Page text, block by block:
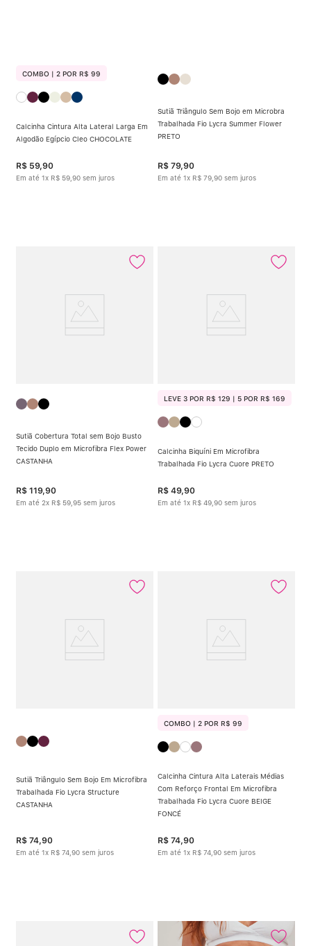
COMBO | 2 POR R$ 99
Calcinha Cintura Alta Lateral Larga Em
Algodão Egípcio Cleo CHOCOLATE
R$ 59,90
Em até 1x R$ 59 90 sem juros
Sutiã Triângulo Sem Bojo em Microbra
Trabalhada Fio Lycra Summer Flower
PRETO
R$ 79,90
Em até 1x R$ 79 90 sem juros
Sutiã Cobertura Total sem Bojo Busto
Tecido Duplo em Microfibra Flex Power
CASTANHA
R$ 119,90
Em até 2x R$ 59 95 sem juros
LEVE 3 POR R$ 129 | 5 POR R$ 169
Calcinha Biquíni Em Microfibra
Trabalhada Fio Lycra Cuore PRETO
R$ 49,90
Em até 1x R$ 49 90 sem juros
Sutiã Triângulo Sem Bojo Em Microfibra
Trabalhada Fio Lycra Structure
CASTANHA
R$ 74,90
Em até 1x R$ 74 90 sem juros
COMBO | 2 POR R$ 99
Calcinha Cintura Alta Laterais Médias
Com Reforço Frontal Em Microfibra
Trabalhada Fio Lycra Cuore BEIGE
FONCÉ
R$ 74,90
Em até 1x R$ 74 90 sem juros